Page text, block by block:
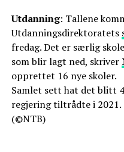
Utdanning: Tallene
Utdanningsdirektoratets
fredag. Det er særlig
som blir lagt ned, skriver
opprettet 16 nye skoler.
Samlet sett hat det blitt
regjering tiltrådte i 2021.
(©NTB)